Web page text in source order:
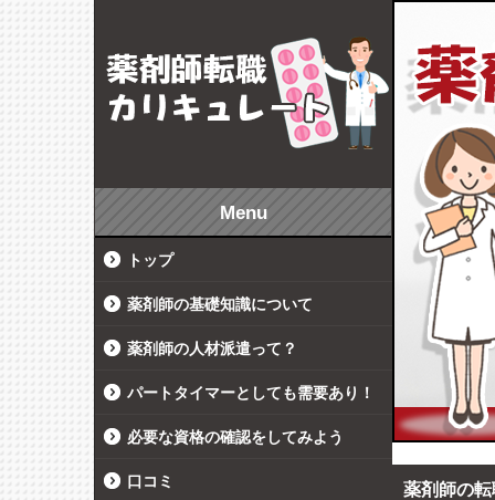
薬剤師の
Menu
トップ
薬剤師の基礎知識について
薬剤師の人材派遣って？
パートタイマーとしても需要あり！
必要な資格の確認をしてみよう
口コミ